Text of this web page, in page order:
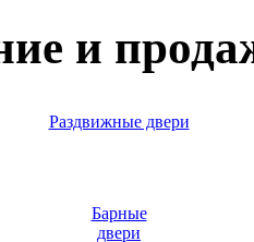
и
Раздвижные двери
Барные
двери